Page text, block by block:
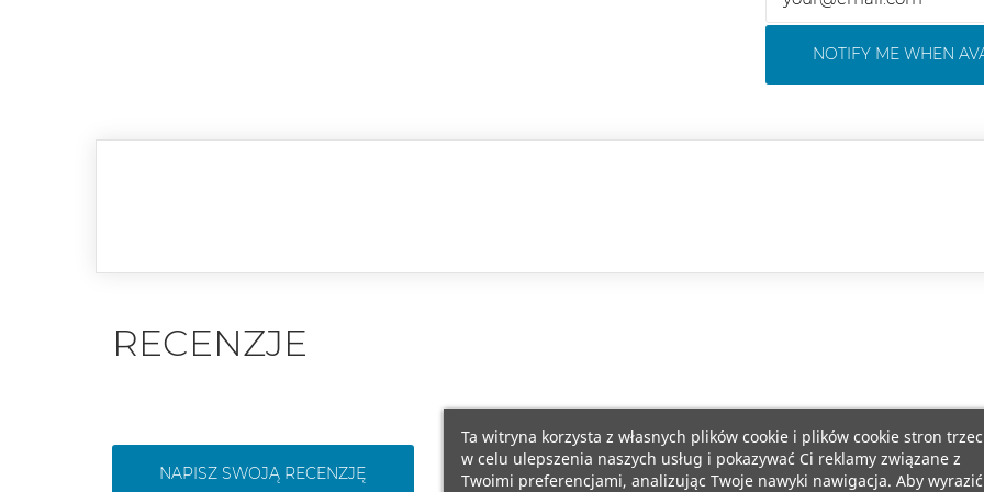
NOTIFY ME WHEN
RECENZJE
NAPISZ SWOJĄ RECENZJĘ
Ta witryna korzysta z własnych plików cookie i plików cookie stron
w celu ulepszenia naszych usług i pokazywać Ci reklamy związane z
Twoimi preferencjami, analizując Twoje nawyki nawigacja. Aby wyrazić